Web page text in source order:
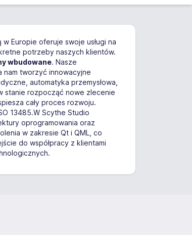
w Europie oferuje swoje usługi na
potrzeby naszych klientów.
wbudowane. Nasze
nam tworzyć innowacyjne
automatyka przemysłowa,
stanie rozpocząć nowe zlecenie
cały proces rozwoju.
13485.W Scythe Studio
oprogramowania oraz
w zakresie Qt i QML, co
do współpracy z klientami